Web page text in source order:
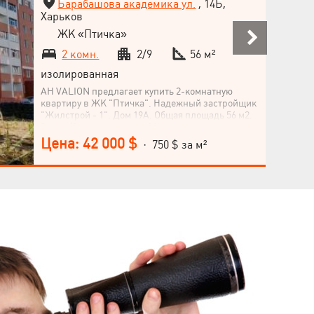
более уникальной. Не упустите шанс стать
владельцем комфортного жилья в одном из
лучших жилых комплексов города! Позвоните,
чтобы узнать больше и организовать просмотр!
Барабашова академика ул. , 14Б,
Харьков
ЖК «Птичка»
2 комн.
2/9
56 м²
изолированная
АН VALION предлагает купить 2-комнатную
квартиру в ЖК "Птичка". Надежный застройщик
"Жилстрой - 1". Дом 19А. Общая площадь 56 м2.
Павлова 10 минут пешком. В квартире
установлены металлопластиковые окна,
современные радиаторы отопления,
Цена: 42 000 $ · 750 $ за м²
Язык